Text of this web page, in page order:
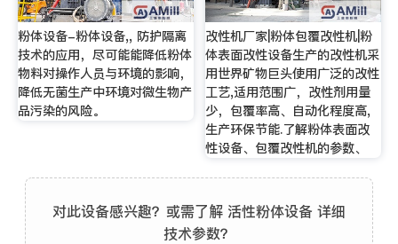
粉体设备-粉体设备,, 防护隔离
技术的应用，尽可能能降低粉体
物料对操作人员与环境的影响，
降低无菌生产中环境对微生物产
品污染的风险。
改性机厂家|粉体包覆改性机|粉
体表面改性设备生产的改性机采
用世界矿物巨头使用广泛的改性
工艺,适用范围广，改性剂用量
少，包覆率高、自动化程度高,
生产环保节能.了解粉体表面改
性设备、包覆改性机的参数、
对此设备感兴趣？或需了解 活性粉体设备 详细
技术参数？